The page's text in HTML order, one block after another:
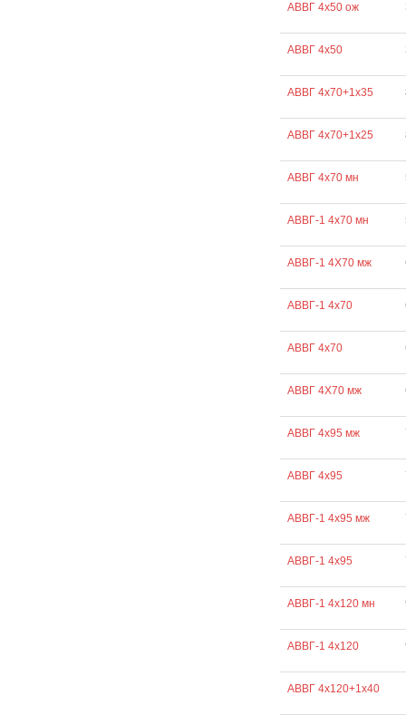
АВВГ 4х50 ож
АВВГ 4х50
АВВГ 4х70+1х35
АВВГ 4х70+1х25
АВВГ 4х70 мн
АВВГ-1 4х70 мн
АВВГ-1 4Х70 мж
АВВГ-1 4х70
АВВГ 4х70
АВВГ 4Х70 мж
АВВГ 4х95 мж
АВВГ 4х95
АВВГ-1 4х95 мж
АВВГ-1 4х95
АВВГ-1 4х120 мн
АВВГ-1 4х120
АВВГ 4х120+1х40